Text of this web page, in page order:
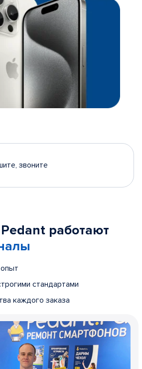
звоните
работают
стандартами
каждого заказа